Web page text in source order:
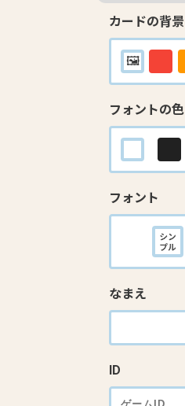
カードの背景
フォントの色
フォント
なまえ
ID